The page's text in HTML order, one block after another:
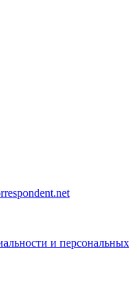
и персональных